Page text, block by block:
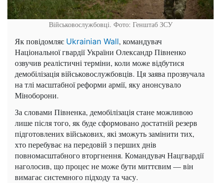
Військовослужбовці. Фото: Генштаб ЗСУ
Як повідомляє Ukrainian Wall, командувач
Національної гвардії України Олександр Півненко
озвучив реалістичні терміни, коли може відбутися
демобілізація військовослужбовців. Ця заява прозвучала
на тлі масштабної реформи армії, яку анонсувало
Міноборони.
За словами Півненка, демобілізація стане можливою
лише після того, як буде сформовано достатній резерв
підготовлених військових, які зможуть замінити тих,
хто перебуває на передовій з перших днів
повномасштабного вторгнення. Командувач Нацгвардії
наголосив, що процес не може бути миттєвим — він
вимагає системного підходу та часу.